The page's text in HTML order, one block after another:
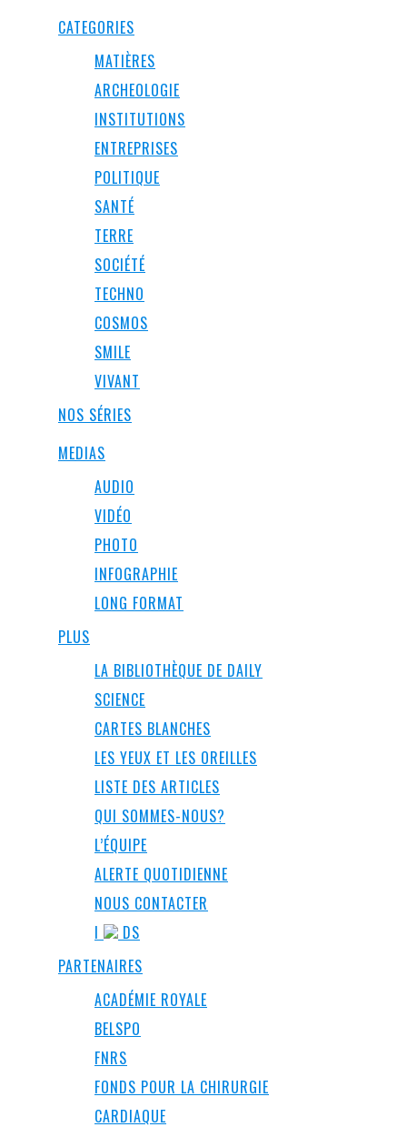
CATEGORIES
MATIÈRES
ARCHEOLOGIE
INSTITUTIONS
ENTREPRISES
POLITIQUE
SANTÉ
TERRE
SOCIÉTÉ
TECHNO
COSMOS
SMILE
VIVANT
NOS SÉRIES
MEDIAS
AUDIO
VIDÉO
PHOTO
INFOGRAPHIE
LONG FORMAT
PLUS
LA BIBLIOTHÈQUE DE DAILY
SCIENCE
CARTES BLANCHES
LES YEUX ET LES OREILLES
LISTE DES ARTICLES
QUI SOMMES-NOUS?
L’ÉQUIPE
ALERTE QUOTIDIENNE
NOUS CONTACTER
I
DS
PARTENAIRES
ACADÉMIE ROYALE
BELSPO
FNRS
FONDS POUR LA CHIRURGIE
CARDIAQUE